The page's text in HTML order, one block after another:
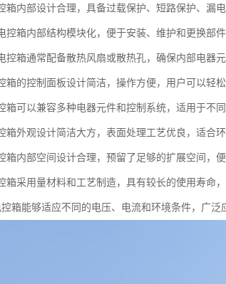
箱内部设计合理，具备过载保护、短路保护、漏
控箱内部结构模块化，便于安装、维护和更换部
控箱通常配备散热风扇或散热孔，确保内部电器
箱的控制面板设计简洁，操作方便，用户可以轻松
箱可以兼容多种电器元件和控制系统，适用于不
箱外观设计简洁大方，表面处理工艺优良，适合环
箱内部空间设计合理，预留了足够的扩展空间，
箱采用量材料和工艺制造，具有较长的使用寿命
箱能够适应不同的电压、电流和环境条件，广泛